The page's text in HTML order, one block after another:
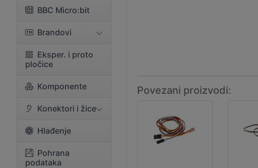
BBC Micro:bit
Brandovi
Eksper. i proto
pločice
Komponente
Konektori i žice
Hlađenje
Pohrana
podataka
Povezani proizvodi: